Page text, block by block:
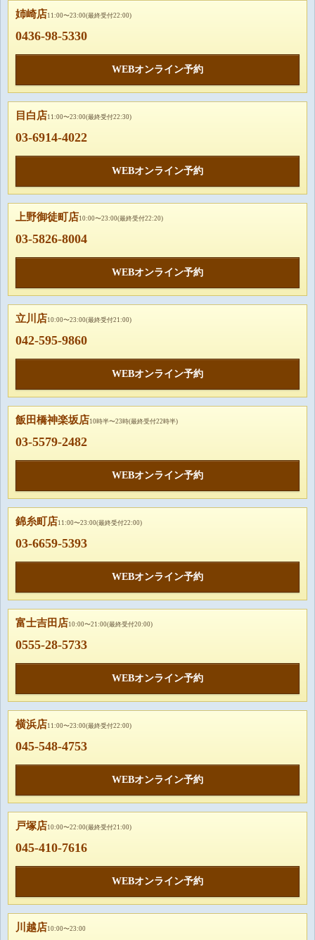
姉崎店11:00〜23:00(最終受付22:00)
0436-98-5330
WEBオンライン予約
目白店11:00〜23:00(最終受付22:30)
03-6914-4022
WEBオンライン予約
上野御徒町店10:00〜23:00(最終受付22:20)
03-5826-8004
WEBオンライン予約
立川店10:00〜23:00(最終受付21:00)
042-595-9860
WEBオンライン予約
飯田橋神楽坂店10時半〜23時(最終受付22時半)
03-5579-2482
WEBオンライン予約
錦糸町店11:00〜23:00(最終受付22:00)
03-6659-5393
WEBオンライン予約
富士吉田店10:00〜21:00(最終受付20:00)
0555-28-5733
WEBオンライン予約
横浜店11:00〜23:00(最終受付22:00)
045-548-4753
WEBオンライン予約
戸塚店10:00〜22:00(最終受付21:00)
045-410-7616
WEBオンライン予約
川越店10:00〜23:00